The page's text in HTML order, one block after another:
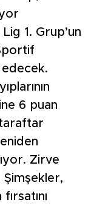
1. Grup’un
edecek.
6 puan
Zirve
Şimşekler,